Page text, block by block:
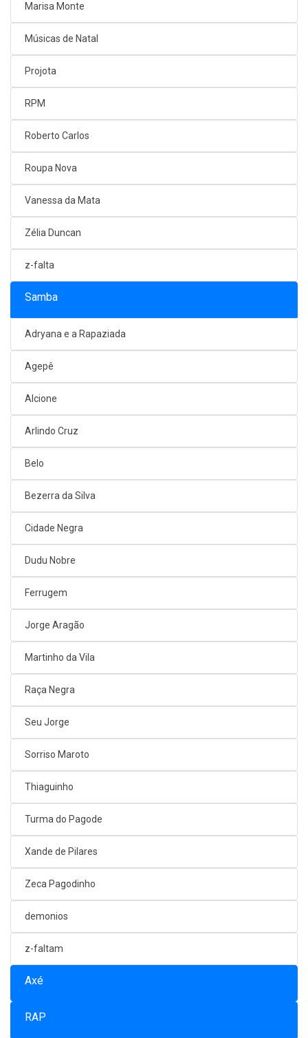
Marisa Monte
Músicas de Natal
Projota
RPM
Roberto Carlos
Roupa Nova
Vanessa da Mata
Zélia Duncan
z-falta
Samba
Adryana e a Rapaziada
Agepê
Alcione
Arlindo Cruz
Belo
Bezerra da Silva
Cidade Negra
Dudu Nobre
Ferrugem
Jorge Aragão
Martinho da Vila
Raça Negra
Seu Jorge
Sorriso Maroto
Thiaguinho
Turma do Pagode
Xande de Pilares
Zeca Pagodinho
demonios
z-faltam
Axé
RAP